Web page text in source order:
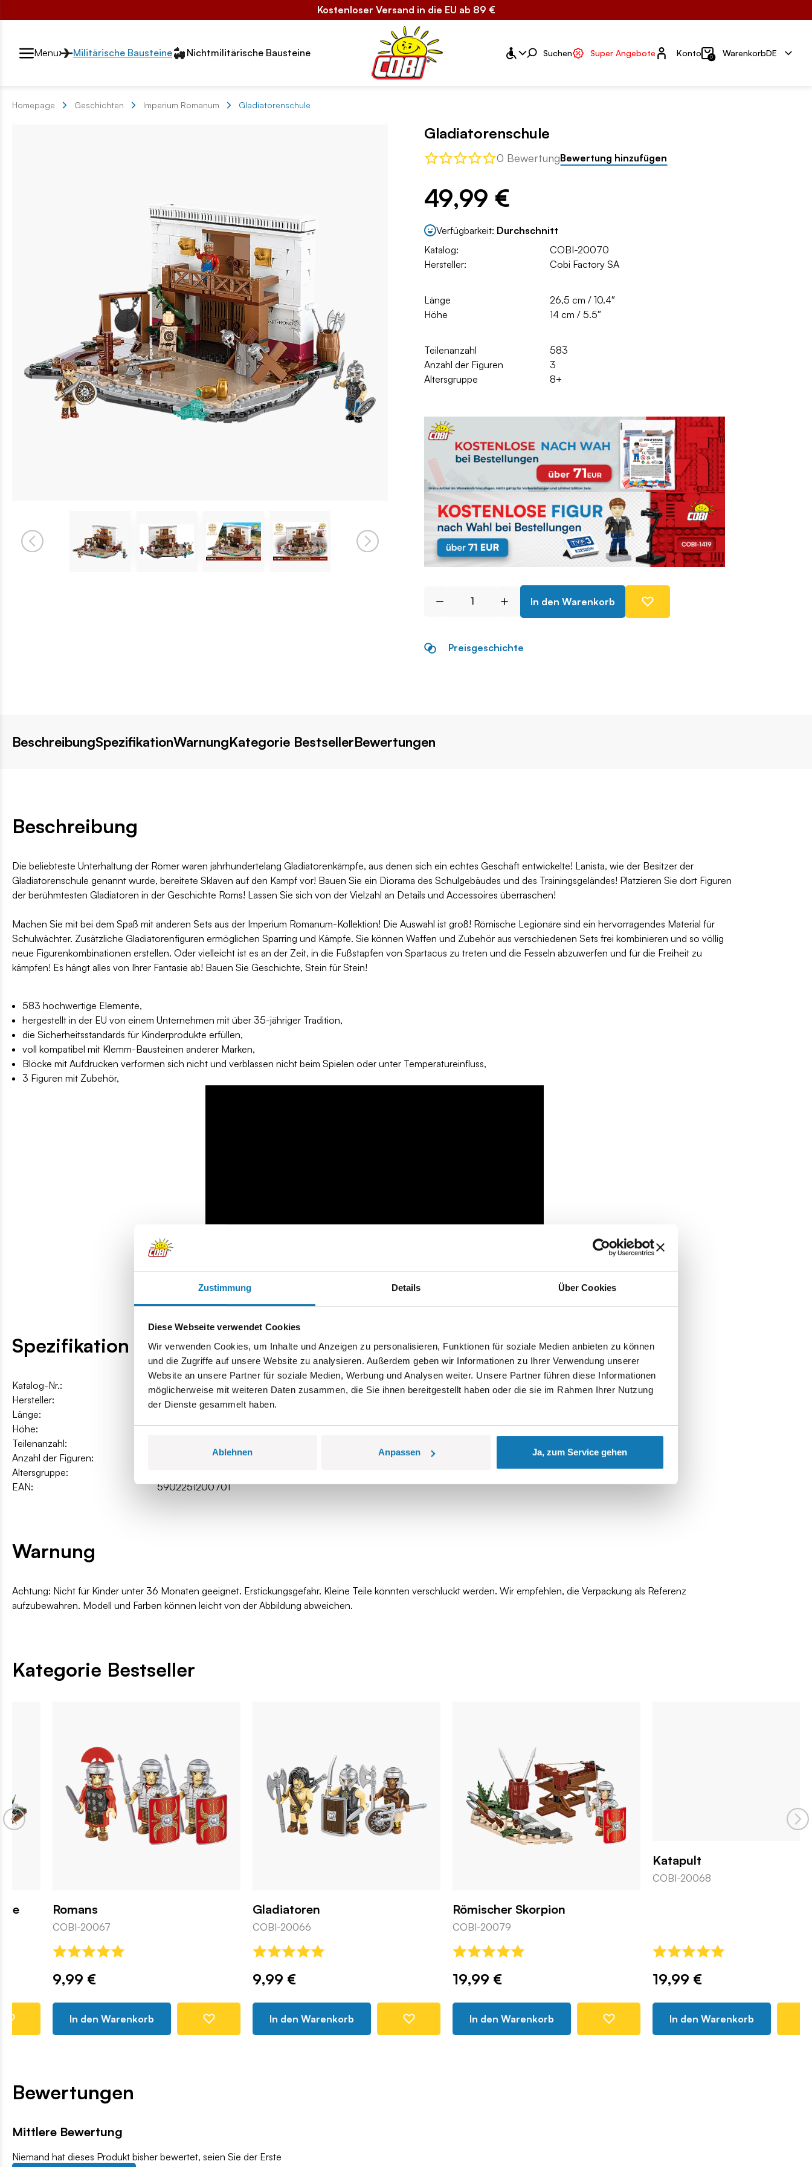
Zustimmung Details Über Cookies
Diese Webseite verwendet Cookies
Wir verwenden Cookies, um Inhalte und Anzeigen zu personalisieren, Funktionen für soziale Medien anbieten zu können
und die Zugriffe auf unsere Website zu analysieren. Außerdem geben wir Informationen zu Ihrer Verwendung unserer
Website an unsere Partner für soziale Medien, Werbung und Analysen weiter. Unsere Partner führen diese Informationen
möglicherweise mit weiteren Daten zusammen, die Sie ihnen bereitgestellt haben oder die sie im Rahmen Ihrer Nutzung
der Dienste gesammelt haben.
Ablehnen Anpassen Ja, zum Service gehen
Kostenloser Versand in die EU ab 89 €
Przełącznik segmentów2
Menu Militärische Bausteine Nichtmilitärische Bausteine Suchen Super Angebote Konto
Konto 0 WarenkorbDE
Homepage Geschichten Imperium Romanum Gladiatorenschule
Gladiatorenschule
0 BewertungBewertung hinzufügen
49,99 €
Verfügbarkeit: Durchschnitt
Katalog:
COBI-20070
Hersteller:
Cobi Factory SA
Länge
26,5 cm / 10.4″
Höhe
14 cm / 5.5″
Teilenanzahl
583
Anzahl der Figuren
3
Altersgruppe
8+
In den Warenkorb
Preisgeschichte
BeschreibungSpezifikationWarnungKategorie BestsellerBewertungen
Beschreibung
Die beliebteste Unterhaltung der Römer waren jahrhundertelang Gladiatorenkämpfe, aus denen sich ein echtes Geschäft entwickelte! Lanista, wie der Besitzer der
Gladiatorenschule genannt wurde, bereitete Sklaven auf den Kampf vor! Bauen Sie ein Diorama des Schulgebäudes und des Trainingsgeländes! Platzieren Sie dort Figuren
der berühmtesten Gladiatoren in der Geschichte Roms! Lassen Sie sich von der Vielzahl an Details und Accessoires überraschen!
Machen Sie mit bei dem Spaß mit anderen Sets aus der Imperium Romanum-Kollektion! Die Auswahl ist groß! Römische Legionäre sind ein hervorragendes Material für
Schulwächter. Zusätzliche Gladiatorenfiguren ermöglichen Sparring und Kämpfe. Sie können Waffen und Zubehör aus verschiedenen Sets frei kombinieren und so völlig
neue Figurenkombinationen erstellen. Oder vielleicht ist es an der Zeit, in die Fußstapfen von Spartacus zu treten und die Fesseln abzuwerfen und für die Freiheit zu
kämpfen! Es hängt alles von Ihrer Fantasie ab! Bauen Sie Geschichte, Stein für Stein!
583 hochwertige Elemente,
hergestellt in der EU von einem Unternehmen mit über 35-jähriger Tradition,
die Sicherheitsstandards für Kinderprodukte erfüllen,
voll kompatibel mit Klemm-Bausteinen anderer Marken,
Blöcke mit Aufdrucken verformen sich nicht und verblassen nicht beim Spielen oder unter Temperatureinfluss,
3 Figuren mit Zubehör,
Spezifikation
Katalog-Nr.:
COBI-20070
Hersteller:
Cobi Factory SA
Länge:
Höhe:
14 cm / 5.5″
Teilenanzahl:
Anzahl der Figuren:
Altersgruppe:
EAN:
5902251200701
Warnung
Achtung: Nicht für Kinder unter 36 Monaten geeignet. Erstickungsgefahr. Kleine Teile könnten verschluckt werden. Wir empfehlen, die Verpackung als Referenz
aufzubewahren. Modell und Farben können leicht von der Abbildung abweichen.
Kategorie Bestseller
Romans
COBI-20067
9,99 €
In den Warenkorb
Gladiatoren
COBI-20066
9,99 €
In den Warenkorb
Römischer Skorpion
COBI-20079
19,99 €
In den Warenkorb
19,99 €
In den Warenkorb
Bewertungen
Mittlere Bewertung
Niemand hat dieses Produkt bisher bewertet, seien Sie der Erste